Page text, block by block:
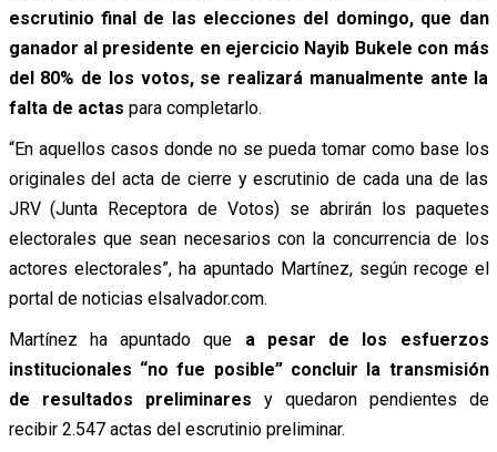
escrutinio final de las elecciones del domingo, que dan
ganador al presidente en ejercicio Nayib Bukele con más
del 80% de los votos, se realizará manualmente ante la
falta de actas para completarlo.
“En aquellos casos donde no se pueda tomar como base los
originales del acta de cierre y escrutinio de cada una de las
JRV (Junta Receptora de Votos) se abrirán los paquetes
electorales que sean necesarios con la concurrencia de los
actores electorales”, ha apuntado Martínez, según recoge el
portal de noticias elsalvador.com.
Martínez ha apuntado que a pesar de los esfuerzos
institucionales “no fue posible” concluir la transmisión
de resultados preliminares y quedaron pendientes de
recibir 2.547 actas del escrutinio preliminar.